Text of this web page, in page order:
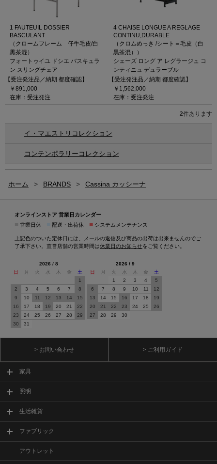
1 FAUTEUIL DOSSIER
BASCULANT
（クロームフレーム 仔牛毛皮/白
黒茶混）
フォートゥイユ ドシエ バスキュラ
ン スリングチェア
【受注発注品／納期 都度確認】
￥891,000
在庫：受注発注
4 CHAISE LONGUE A REGLAGE
CONTINU,DURABLE
（クロムめっき /シート＝毛皮（白
黒茶混））
シェーズ ロング ア レグラージュ コ
ンティニュ デュラーブル
【受注発注品／納期 都度確認】
￥1,562,000
在庫：受注発注
2件あります
イ・マエストリコレクション
コンテンポラリーコレクション
ホーム > BRANDS > Cassina カッシーナ
オンラインストア 営業日カレンダー
営業日休 配送・出荷休 ■ システムメンテナンス
上記色のついた定休日には、メールの返信及び商品の出荷は出来ませんのでご
了承下さい。直営店舗の営業時間は休業日のお知らせをご覧ください。
2026 / 8
日
月 火 水 木 金
土
1
2
3 4 5 6 7
8
9
10 11 12 13 14
15
16
17 18 19 20 21
22
23
24 25 26 27 28
29
30
31
2026 / 9
日
月 火 水 木 金
土
1
2 3 4
5
6
7 8 9 10 11
12
13
14 15 16 17 18
19
20
21 22 23 24 25
26
27
28 29 30
> お問い合わせ > ご利用ガイド
家具
照明
生活雑貨
ファブリック
アウトレット